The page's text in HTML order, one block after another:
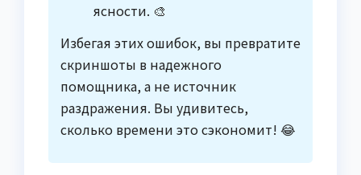
ясности. 🎨
Избегая этих ошибок, вы превратите
скриншоты в надежного
помощника, а не источник
раздражения. Вы удивитесь,
сколько времени это сэкономит! 😂